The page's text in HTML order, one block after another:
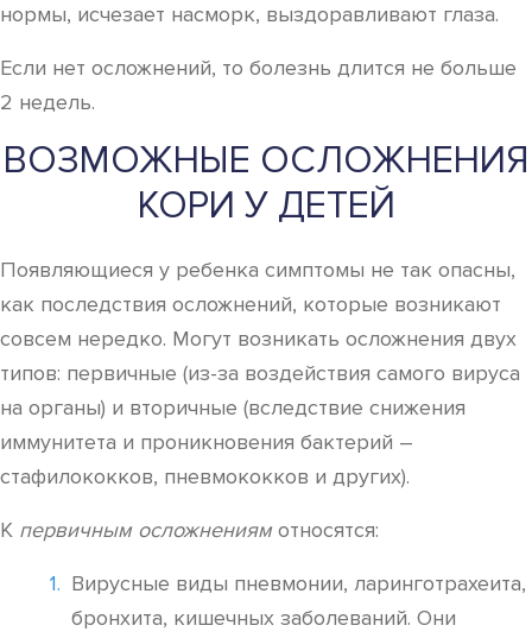
нормы, исчезает насморк, выздоравливают глаза.
Если нет осложнений, то болезнь длится не больше
2 недель.
ВОЗМОЖНЫЕ ОСЛОЖНЕНИЯ
КОРИ У ДЕТЕЙ
Появляющиеся у ребенка симптомы не так опасны,
как последствия осложнений, которые возникают
совсем нередко. Могут возникать осложнения двух
типов: первичные (из-за воздействия самого вируса
на органы) и вторичные (вследствие снижения
иммунитета и проникновения бактерий –
стафилококков, пневмококков и других).
К первичным осложнениямотносятся:
Вирусные виды пневмонии, ларинготрахеита,
бронхита, кишечных заболеваний. Они